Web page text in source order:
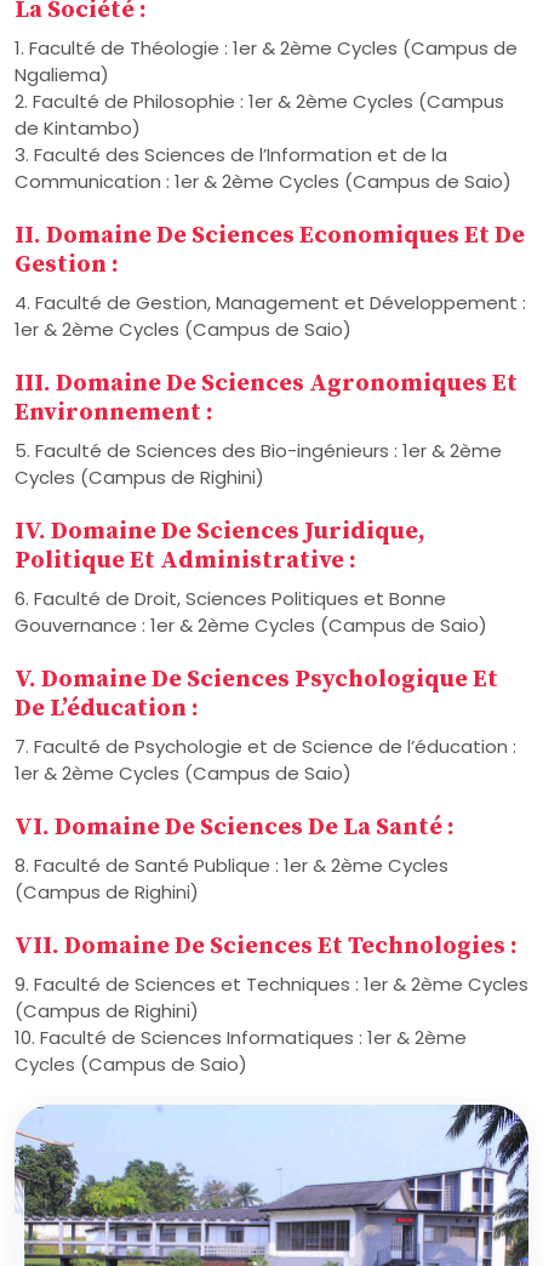
La Société :
1. Faculté de Théologie : 1er & 2ème Cycles (Campus de
Ngaliema)
2. Faculté de Philosophie : 1er & 2ème Cycles (Campus
de Kintambo)
3. Faculté des Sciences de l’Information et de la
Communication : 1er & 2ème Cycles (Campus de Saio)
II. Domaine De Sciences Economiques Et De
Gestion :
4. Faculté de Gestion, Management et Développement :
1er & 2ème Cycles (Campus de Saio)
III. Domaine De Sciences Agronomiques Et
Environnement :
5. Faculté de Sciences des Bio-ingénieurs : 1er & 2ème
Cycles (Campus de Righini)
IV. Domaine De Sciences Juridique,
Politique Et Administrative :
6. Faculté de Droit, Sciences Politiques et Bonne
Gouvernance : 1er & 2ème Cycles (Campus de Saio)
V. Domaine De Sciences Psychologique Et
De L’éducation :
7. Faculté de Psychologie et de Science de l’éducation :
1er & 2ème Cycles (Campus de Saio)
VI. Domaine De Sciences De La Santé :
8. Faculté de Santé Publique : 1er & 2ème Cycles
(Campus de Righini)
VII. Domaine De Sciences Et Technologies :
9. Faculté de Sciences et Techniques : 1er & 2ème Cycles
(Campus de Righini)
10. Faculté de Sciences Informatiques : 1er & 2ème
Cycles (Campus de Saio)